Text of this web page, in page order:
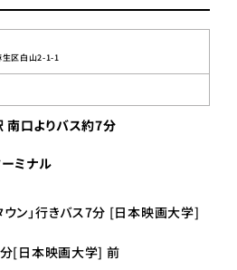
区白山2-1-1
南口よりバス約7分
ミナル
ウン」行きバス7分 [日本映画大学]
分[日本映画大学] 前